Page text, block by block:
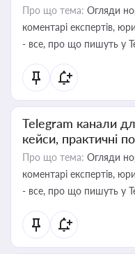
Про що тема: Огляди
коментарі експертів,
- все, про що пишуть у
Telegram канали
кейси, практичні
Про що тема: Огляди
коментарі експертів,
- все, про що пишуть у